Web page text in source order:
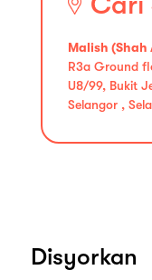
Malish (Shah
R3a Ground
U8/99, Bukit
Selangor ,
Disyorkan